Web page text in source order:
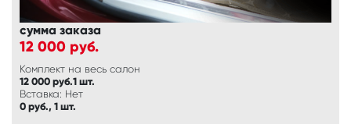
сумма заказа
12 000 руб.
Комплект на весь салон
12 000 руб.1 шт.
Вставка: Нет
0 руб., 1 шт.